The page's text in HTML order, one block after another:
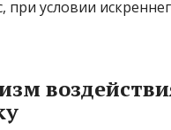
при условии